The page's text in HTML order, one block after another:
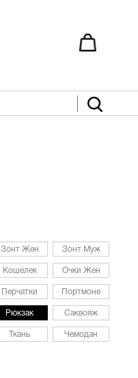
Зонт Жен Зонт Муж
Кошелек Очки Жен
Перчатки Портмоне
Рюкзак Саквояж
Ткань Чемодан